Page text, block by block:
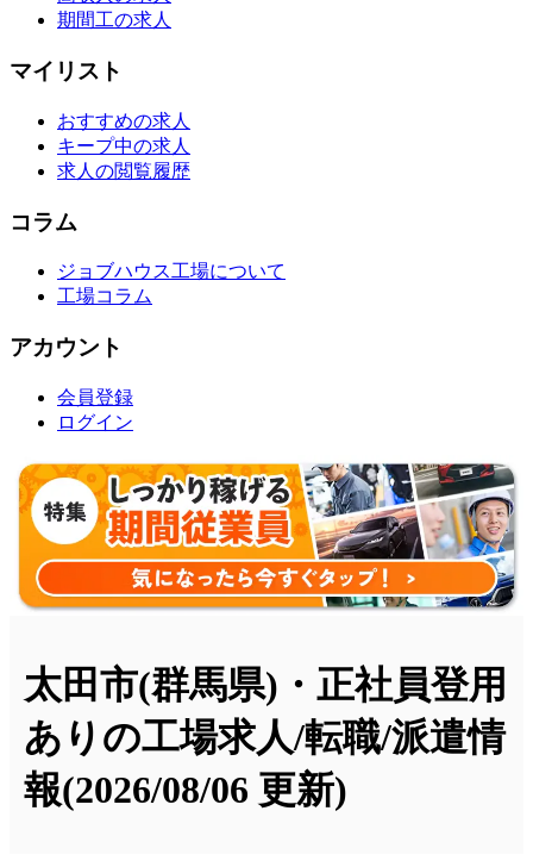
期間工の求人
マイリスト
おすすめの求人
キープ中の求人
求人の閲覧履歴
コラム
ジョブハウス工場について
工場コラム
アカウント
会員登録
ログイン
太田市(群馬県)・正社員登用
ありの工場求人/転職/派遣情
報(2026/08/06 更新)